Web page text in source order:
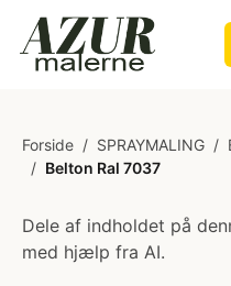
Forside / SPRAYMALING /
/ Belton Ral 7037
Dele af indholdet på
med hjælp fra AI.